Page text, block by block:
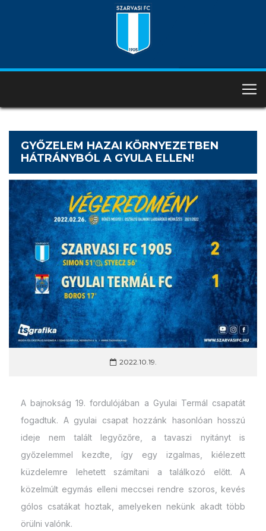
GYŐZELEM HAZAI KÖRNYEZETBEN
HÁTRÁNYBÓL A GYULA ELLEN!
2022.10.19.
A bajnokság 19. fordulójában a Gyulai Termál csapatát
fogadtuk. A gyulai csapat hozzánk hasonlóan hosszú
ideje nem talált legyőzőre, a tavaszi nyitányt is
győzelemmel kezdte, így egy izgalmas, kiélezett
küzdelemre lehetett számítani a találkozó előtt. A
közelmúlt egymás elleni meccsei rendre szoros, kevés
gólos csatákat hoztak, amelyeken nekünk akadt több
örülni valónk.